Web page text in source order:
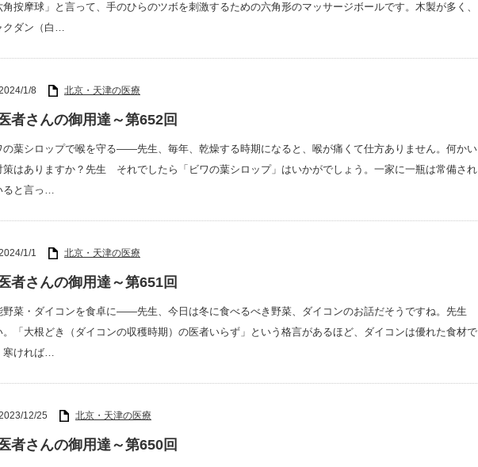
角按摩球」と言って、手のひらのツボを刺激するための六角形のマッサージボールです。木製が多く、
クダン（白…
1/8 北京・天津の医療
者さんの御用達～第652回
の葉シロップで喉を守る――先生、毎年、乾燥する時期になると、喉が痛くて仕方ありません。何かい
策はありますか？先生 それでしたら「ビワの葉シロップ」はいかがでしょう。一家に一瓶は常備され
ると言っ…
1/1 北京・天津の医療
者さんの御用達～第651回
野菜・ダイコンを食卓に――先生、今日は冬に食べるべき野菜、ダイコンのお話だそうですね。先生
。「大根どき（ダイコンの収穫時期）の医者いらず」という格言があるほど、ダイコンは優れた食材で
寒ければ…
12/25 北京・天津の医療
者さんの御用達～第650回